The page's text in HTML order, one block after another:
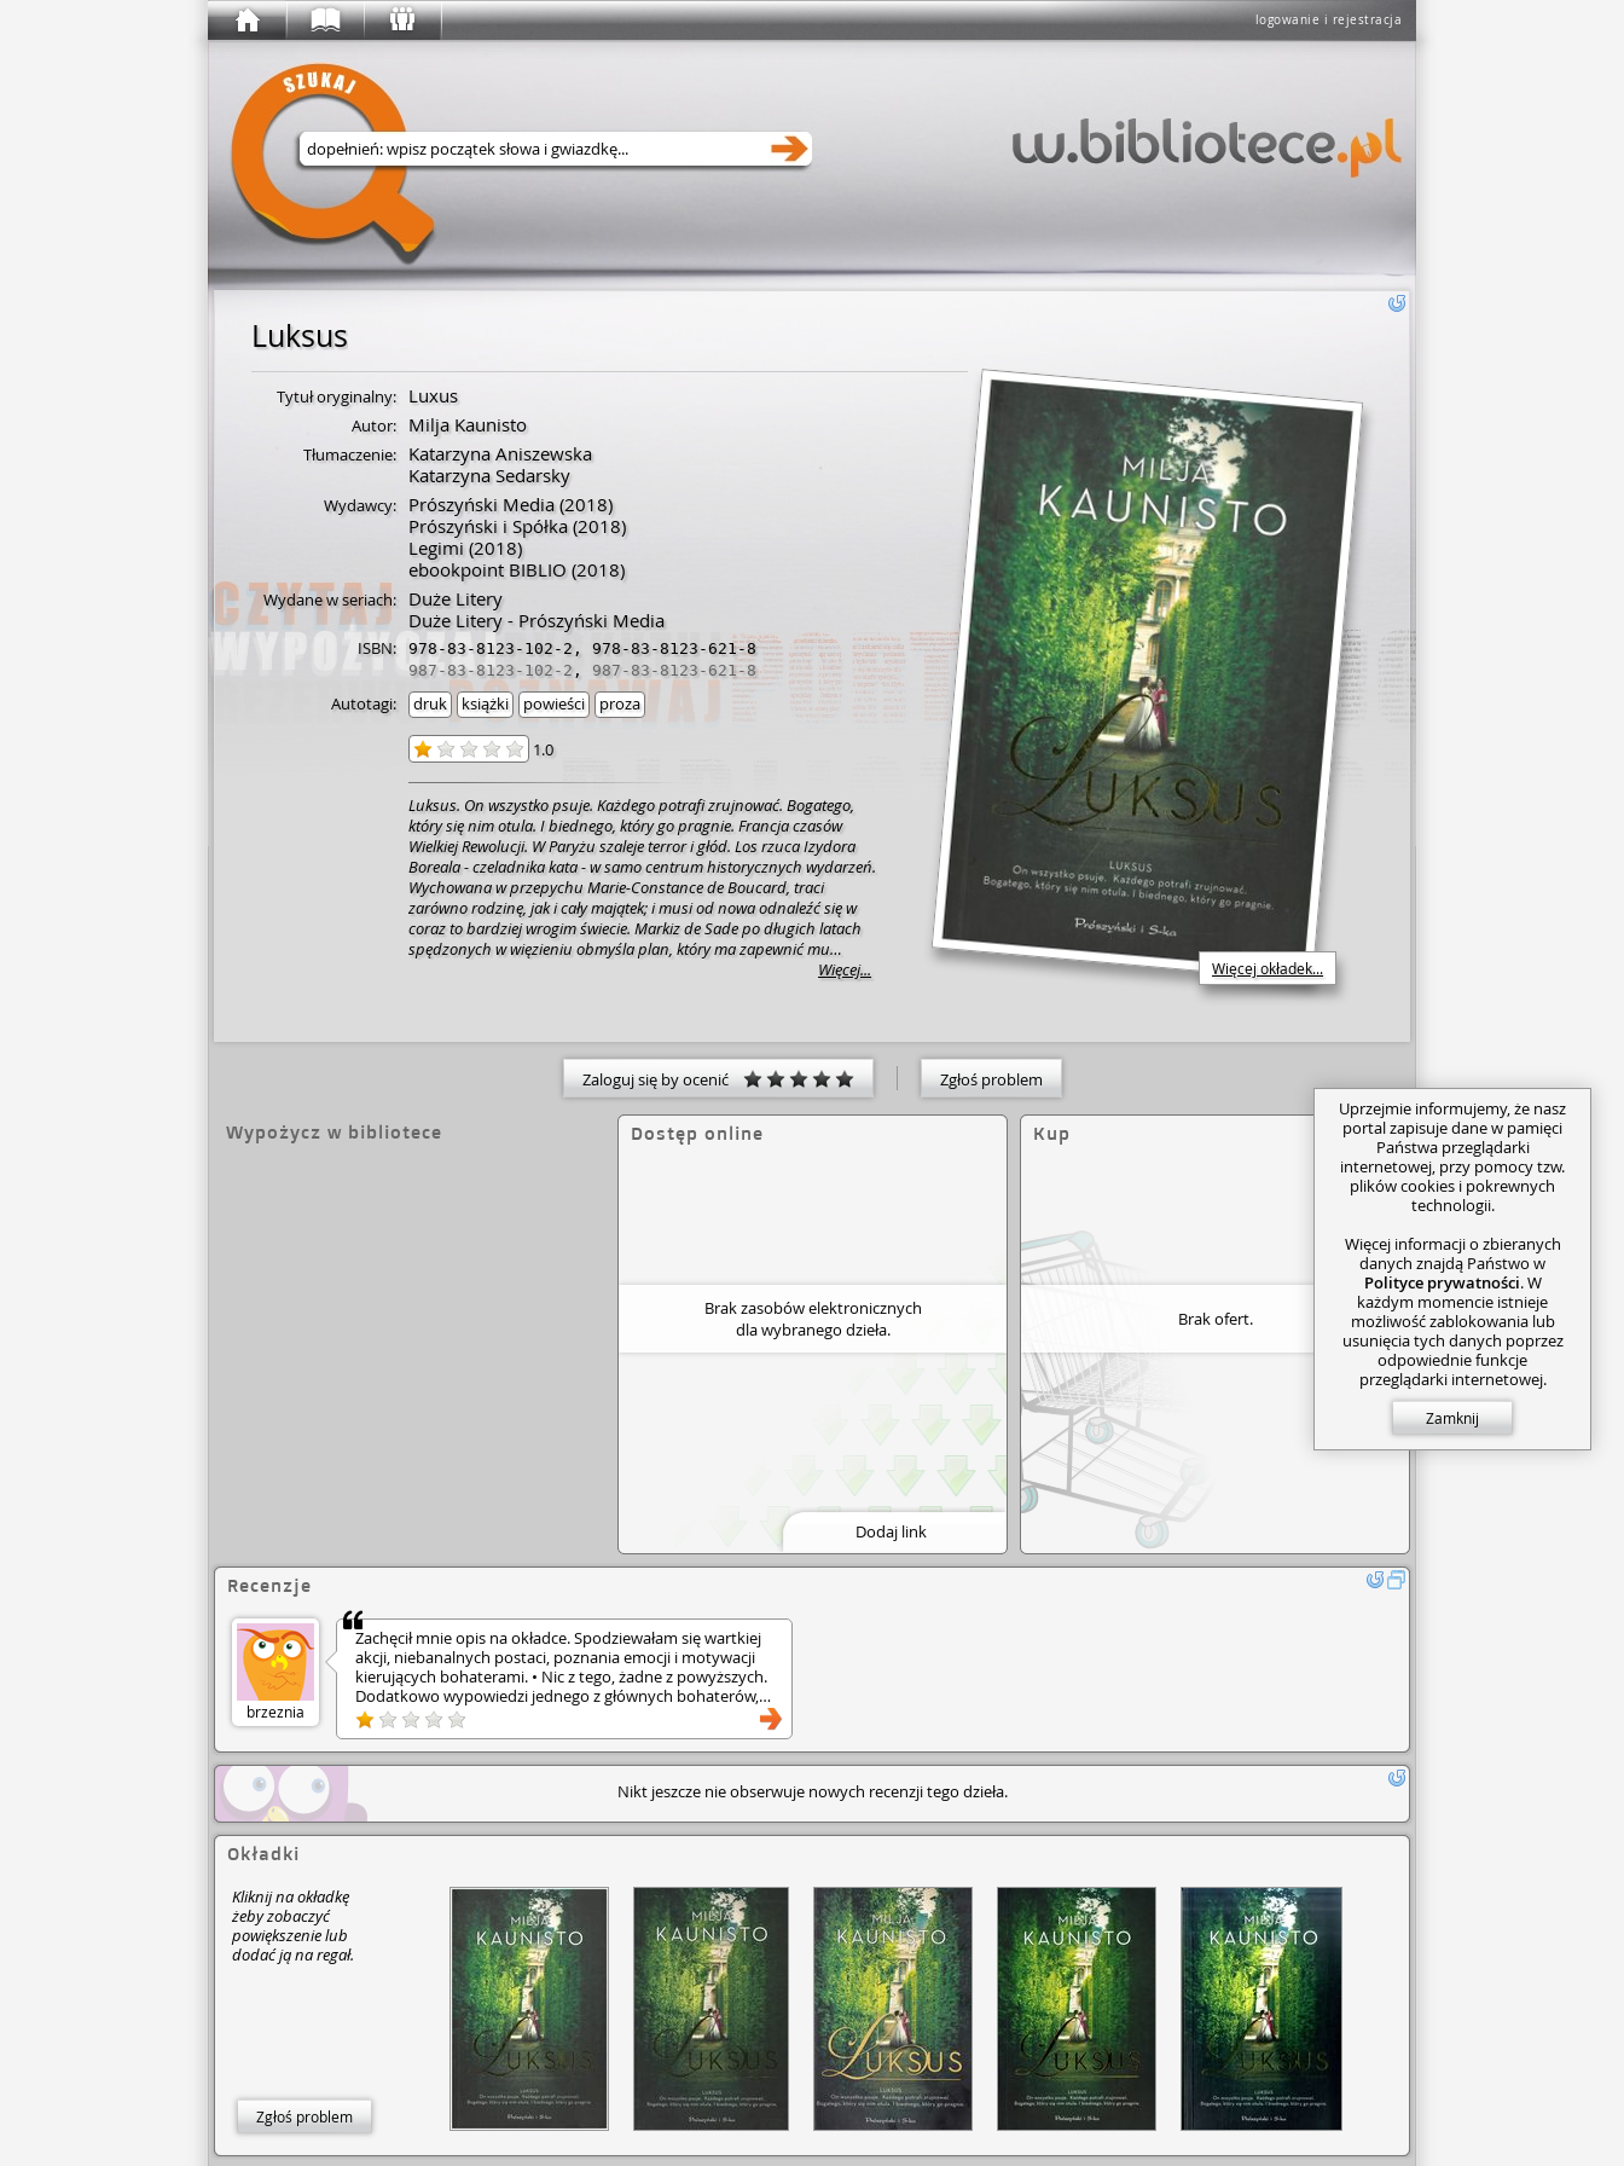
logowanie i rejestracja
Wyszukaj w serwisie
Luksus
Więcej okładek...
Tytuł oryginalny: Luxus
Autor: Milja Kaunisto
Tłumaczenie:
Katarzyna Aniszewska
Katarzyna Sedarsky
Wydawcy: Prószyński Media(2018)
Prószyński i Spółka(2018)
Legimi (2018)
ebookpoint BIBLIO (2018)
Wydane w seriach:
Duże Litery
Duże Litery - Prószyński Media
ISBN: 978-83-8123-102-2 , 978-83-8123-621-8
987-83-8123-102-2 , 987-83-8123-621-8
Autotagi: druk książki powieści proza
1.0
Luksus. On wszystko psuje. Każdego potrafi zrujnować. Bogatego,
który się nim otula. I biednego, który go pragnie. Francja czasów
Wielkiej Rewolucji. W Paryżu szaleje terror i głód. Los rzuca Izydora
Boreala - czeladnika kata - w samo centrum historycznych wydarzeń.
Wychowana w przepychu Marie-Constance de Boucard, traci
zarówno rodzinę, jak i cały majątek; i musi od nowa odnaleźć się w
coraz to bardziej wrogim świecie. Markiz de Sade po długich latach
spędzonych w więzieniu obmyśla plan, który ma zapewnić mu
nietykalność. Wszyscy troje spotykają się w końcu w jednym miejscu,
zakreślając zaskakujące paralele pomiędzy przeszłością a
teraźniejszością. Wpisane w szerszy kontekst losy bohaterów
wybrzmiewają wyjątkowo mocnym echem.
Więcej...
Zaloguj się by ocenić Zgłoś problem
Wypożycz w bibliotece Dostęp online
Brak zasobów elektronicznych
dla wybranego dzieła.
Dodaj link
Kup
Brak ofert.
Recenzje
brzeznia
Zachęcił mnie opis na okładce. Spodziewałam się wartkiej
akcji, niebanalnych postaci, poznania emocji i motywacji
kierujących bohaterami. • Nic z tego, żadne z powyższych.
Dodatkowo wypowiedzi jednego z głównych bohaterów,
Izydora - jak żywcem spisane z manifestu komunistycznego
- sztampowe, bez odniesienia do własnych doświadczeń. •
Odradzam, szkoda czasu.
Nikt jeszcze nie obserwuje nowych recenzji tego dzieła.
Okładki
Kliknij na okładkę
żeby zobaczyć
powiększenie lub
dodać ją na regał.
Zgłoś problem
Uprzejmie informujemy, że nasz
portal zapisuje dane w pamięci
Państwa przeglądarki
internetowej, przy pomocy tzw.
plików cookies i pokrewnych
technologii.
Więcej informacji o zbieranych
danych znajdą Państwo w
Polityce prywatności. W
każdym momencie istnieje
możliwość zablokowania lub
usunięcia tych danych poprzez
odpowiednie funkcje
przeglądarki internetowej.
Zamknij